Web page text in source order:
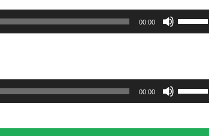
00:00
調
節
は
00:00
ー